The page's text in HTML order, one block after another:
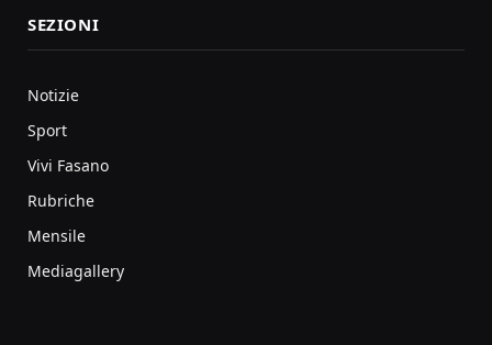
SEZIONI
Notizie
Sport
Vivi Fasano
Rubriche
Mensile
Mediagallery